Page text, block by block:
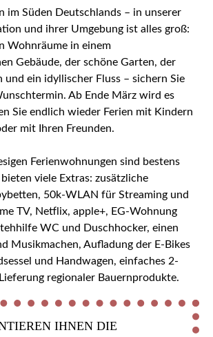
im Süden Deutschlands – in unserer
und ihrer Umgebung ist alles groß:
Wohnräume in einem
Gebäude, der schöne Garten, der
und ein idyllischer Fluss – sichern Sie
Ab Ende März wird es
Sie endlich wieder Ferien mit Kindern
mit Ihren Freunden.
Ferienwohnungen sind bestens
viele Extras: zusätzliche
50k-WLAN für Streaming und
TV, Netflix, apple+, EG-Wohnung
WC und Duschhocker, einen
Musikmachen, Aufladung der E-Bikes
und Handwagen, einfaches 2-
regionaler Bauernprodukte.
IHNEN DIE